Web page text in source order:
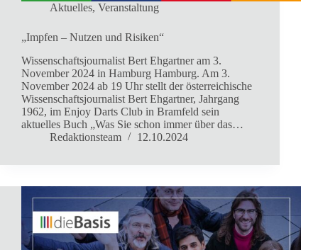
Aktuelles, Veranstaltung
„Impfen – Nutzen und Risiken“
Wissenschaftsjournalist Bert Ehgartner am 3.
November 2024 in Hamburg Hamburg. Am 3.
November 2024 ab 19 Uhr stellt der österreichische
Wissenschaftsjournalist Bert Ehgartner, Jahrgang
1962, im Enjoy Darts Club in Bramfeld sein
aktuelles Buch „Was Sie schon immer über das…
Redaktionsteam
12.10.2024